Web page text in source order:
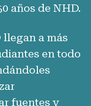
años de NHD.
a más
en todo
fuentes y